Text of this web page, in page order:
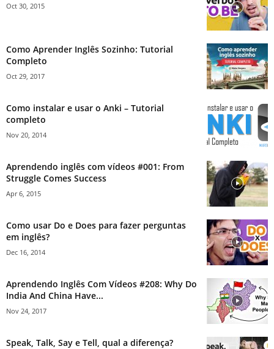
Oct 30, 2015
Como Aprender Inglês Sozinho: Tutorial
Completo
Oct 29, 2017
Como instalar e usar o Anki – Tutorial
completo
Nov 20, 2014
Aprendendo inglês com vídeos #001: From
Struggle Comes Success
Apr 6, 2015
Como usar Do e Does para fazer perguntas
em inglês?
Dec 16, 2014
Aprendendo Inglês Com Vídeos #208: Why Do
India And China Have...
Nov 24, 2017
Speak, Talk, Say e Tell, qual a diferença?